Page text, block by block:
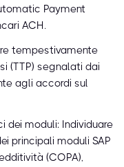
Payment
ACH.
tempestivamente
(TTP) segnalati dai
agli accordi sul
dei moduli: Individuare
principali moduli SAP
(COPA),